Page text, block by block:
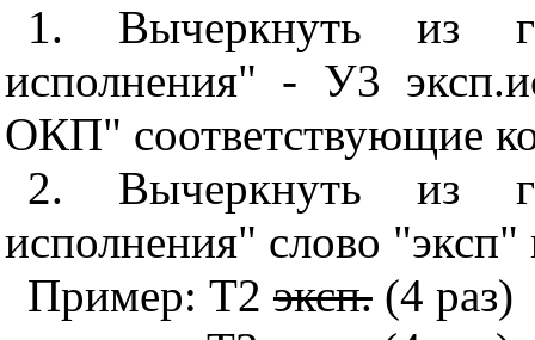
1. Вычеркнуть из
исполнения" - У3
ОКП" соответствующие
2. Вычеркнуть из
исполнения" слово
Пример: Т2 эксп.(4 раз)